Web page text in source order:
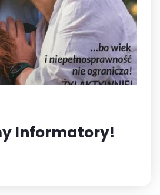
Informatory!